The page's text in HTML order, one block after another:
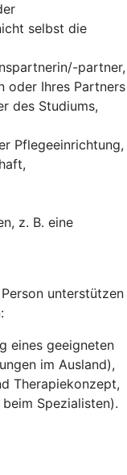
selbst die
partner,
oder Ihres Partners
des Studiums,
Pflegeeinrichtung,
z. B. eine
unterstützen
eines geeigneten
im Ausland),
Therapiekonzept,
Spezialisten).